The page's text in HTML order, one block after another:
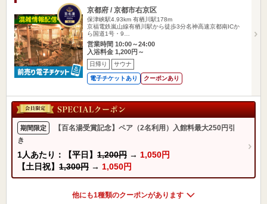
京都府 / 京都市右京区
保津峡駅4.93km 有栖川駅178m
京福電鉄嵐山線有栖川駅から徒歩3分名神高速京都南ICか
ら国道1号・9…
営業時間 10:00～24:00
入浴料金 1,200円～
日帰り サウナ
電子チケットあり クーポンあり
期間限定
【百名湯受賞記念】ペア（2名利用）入館料最大250円引
き
1人あたり：【平日】 1,200円 → 1,050円
【土日祝】 1,300円 → 1,050円
他にも1種類のクーポンがあります